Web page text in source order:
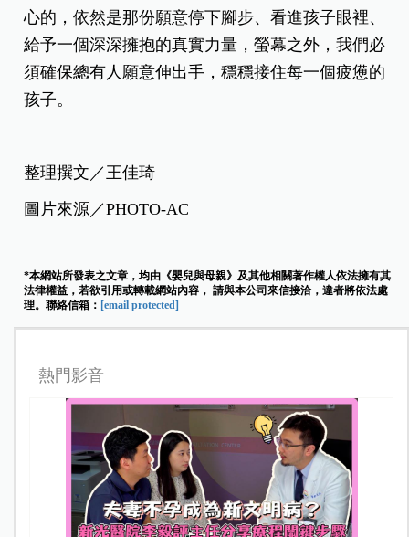
心的，依然是那份願意停下腳步、看進孩子眼裡、
給予一個深深擁抱的真實力量，螢幕之外，我們必
須確保總有人願意伸出手，穩穩接住每一個疲憊的
孩子。
整理撰文／王佳琦
圖片來源／PHOTO-AC
*本網站所發表之文章，均由《嬰兒與母親》及其他相關著作權人依法擁有其
法律權益，若欲引用或轉載網站內容， 請與本公司來信接洽，違者將依法處
理。聯絡信箱： [email protected]
熱門影音